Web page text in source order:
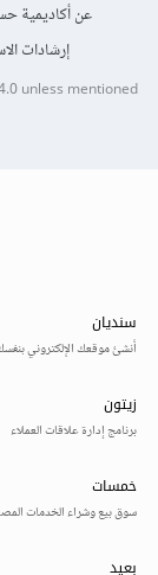
عن أكاديمية
إرشادات
unless mentioned